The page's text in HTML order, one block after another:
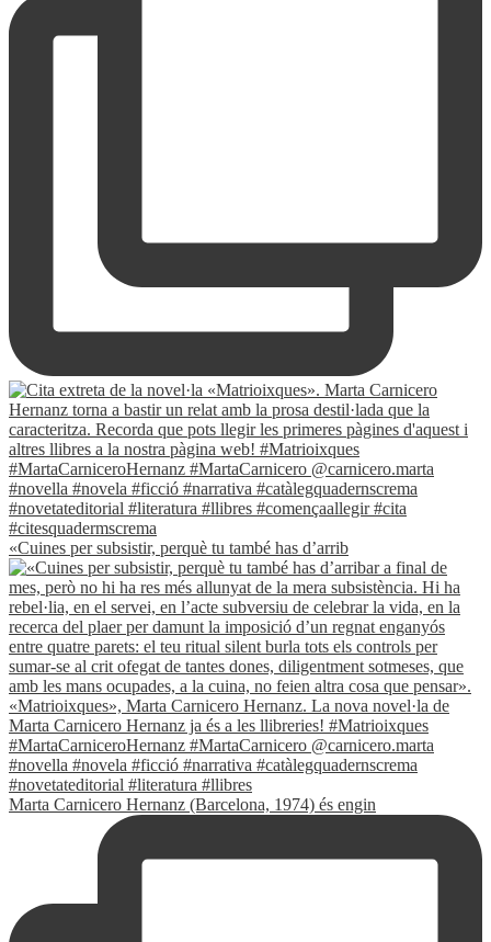
«Cuines per subsistir, perquè tu també has d’arrib
Marta Carnicero Hernanz (Barcelona, 1974) és engin